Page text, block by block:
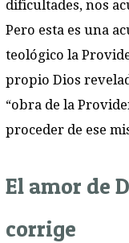
dificultades, nos
Pero esta es una
teológico la
propio Dios
“obra de la
proceder de ese
El amor de
corrige